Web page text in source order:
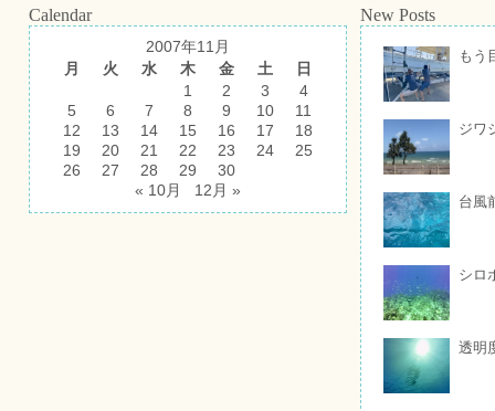
Calendar
2007年11月
月
火 水 木 金 土
日
1
2 3
4
5
6 7 8 9 10
11
12
13 14 15 16 17
18
19
20 21 22 23 24
25
26
27 28 29
30
« 10月
12月 »
New Posts
もう
ジワ
台風
シロ
透明